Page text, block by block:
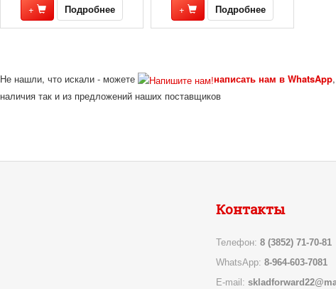
+ Подробнее + Подробнее
Не нашли, что искали - можете написать нам в WhatsApp
наличия так и из предложений наших поставщиков
Контакты
Телефон: 8 (3852) 71-70-81
WhatsApp: 8-964-603-7081
E-mail: